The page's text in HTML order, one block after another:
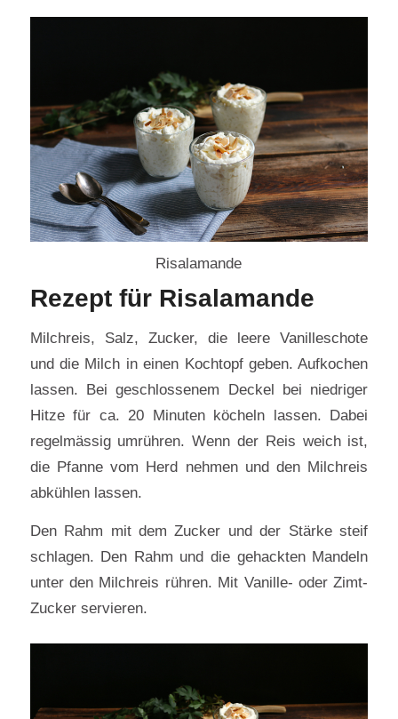
Risalamande
Rezept für Risalamande
Milchreis, Salz, Zucker, die leere Vanilleschote
und die Milch in einen Kochtopf geben. Aufkochen
lassen. Bei geschlossenem Deckel bei niedriger
Hitze für ca. 20 Minuten köcheln lassen. Dabei
regelmässig umrühren. Wenn der Reis weich ist,
die Pfanne vom Herd nehmen und den Milchreis
abkühlen lassen.
Den Rahm mit dem Zucker und der Stärke steif
schlagen. Den Rahm und die gehackten Mandeln
unter den Milchreis rühren. Mit Vanille- oder Zimt-
Zucker servieren.